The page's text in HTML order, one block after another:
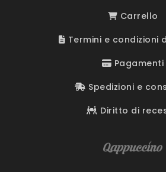
Carrello
Termini e condizioni
Pagamenti
Spedizioni e
Diritto di